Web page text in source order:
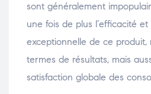
sont généralement
une fois de plus l’efficacité
exceptionnelle de ce produit,
termes de résultats, mais
satisfaction globale des